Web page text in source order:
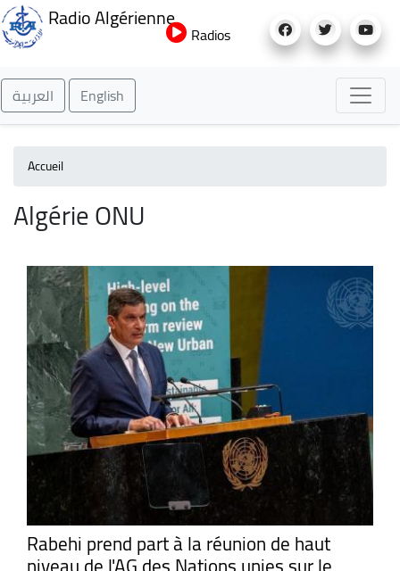
au
Radio Algérienne
Radios
العربية English
Accueil
Algérie ONU
Rabehi prend part à la réunion de haut